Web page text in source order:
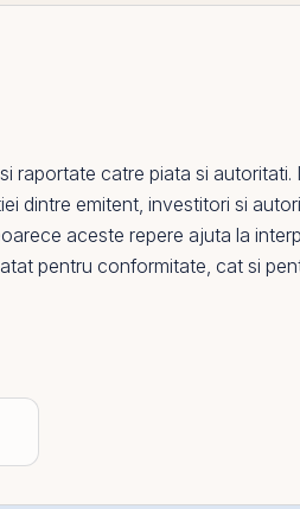
raportate catre piata si
dintre emitent, investitori si
aceste repere ajuta la
pentru conformitate, cat si